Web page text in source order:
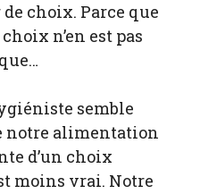
choix. Parce que
n’en est pas
semble
notre alimentation
d’un choix
moins vrai. Notre